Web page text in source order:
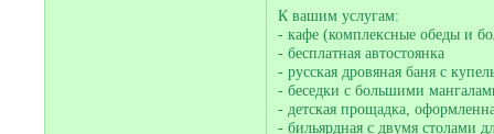
К вашим услугам:
- кафе (комплексные обеды и
- бесплатная автостоянка
- русская дровяная баня с
- беседки с большими
- детская прощадка,
- бильярдная с двумя столами